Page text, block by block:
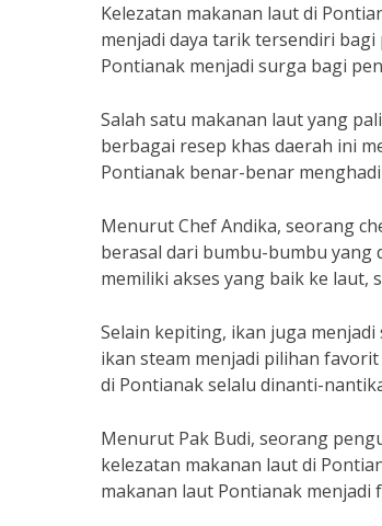
Kelezatan makanan laut di
menjadi daya tarik tersendiri
Pontianak menjadi surga bagi
Salah satu makanan laut yang
berbagai resep khas daerah ini
Pontianak benar-benar
Menurut Chef Andika, seorang
berasal dari bumbu-bumbu yang
memiliki akses yang baik ke laut,
Selain kepiting, ikan juga
ikan steam menjadi pilihan
di Pontianak selalu dinanti-
Menurut Pak Budi, seorang
kelezatan makanan laut di
makanan laut Pontianak menjadi